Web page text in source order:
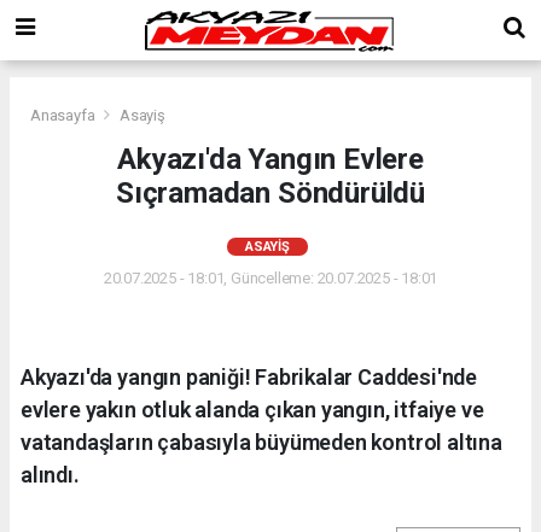
Anasayfa Asayiş
Akyazı'da Yangın Evlere
Sıçramadan Söndürüldü
ASAYIŞ
20.07.2025 - 18:01, Güncelleme: 20.07.2025 - 18:01
Akyazı'da yangın paniği! Fabrikalar Caddesi'nde
evlere yakın otluk alanda çıkan yangın, itfaiye ve
vatandaşların çabasıyla büyümeden kontrol altına
alındı.